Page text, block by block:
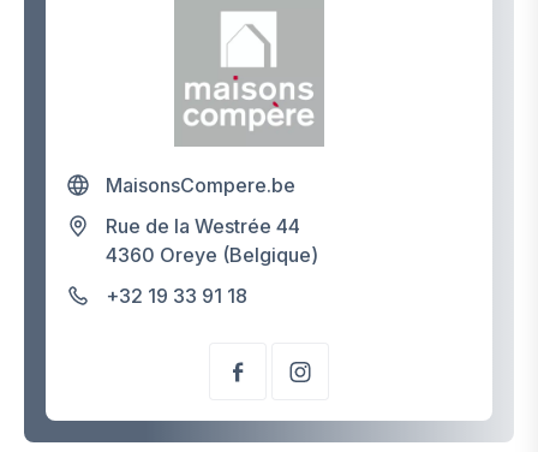
MaisonsCompere.be
Rue de la Westrée 44
4360 Oreye (Belgique)
+32 19 33 91 18